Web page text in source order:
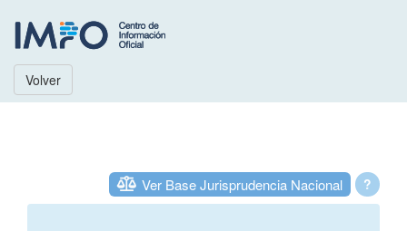
Volver
?
Ver Base Jurisprudencia Nacional